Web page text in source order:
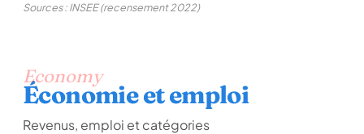
Sources : INSEE (recensement 2022)
Economy
Économie et emploi
Revenus, emploi et catégories